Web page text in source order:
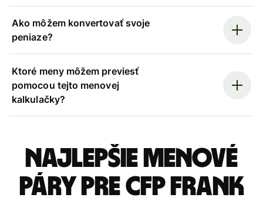
Ako môžem konvertovať svoje
peniaze?
Ktoré meny môžem previesť
pomocou tejto menovej
kalkulačky?
Najlepšie menové
páry pre CFP frank